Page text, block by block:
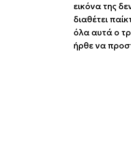
εικόνα της
διαθέτει
όλα αυτά ο
ήρθε να